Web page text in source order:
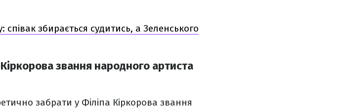
збирається судитись, а Зеленського
звання народного артиста
забрати у Філіпа Кіркорова звання